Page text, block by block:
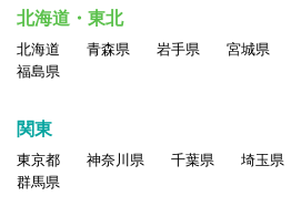
北海道・東北
北海道 青森県 岩手県 宮城県
福島県
関東
東京都 神奈川県 千葉県 埼玉県
群馬県